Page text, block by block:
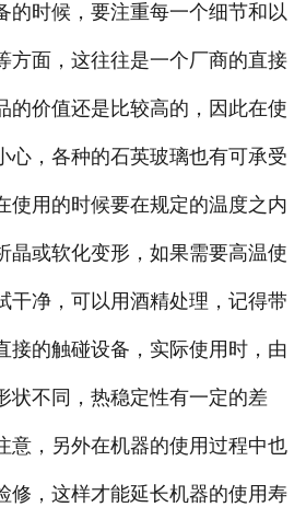
的时候，要注重每一个细节和以
方面，这往往是一个厂商的直接
的价值还是比较高的，因此在使
心，各种的石英玻璃也有可承受
使用的时候要在规定的温度之内
晶或软化变形，如果需要高温使
干净，可以用酒精处理，记得带
接的触碰设备，实际使用时，由
状不同，热稳定性有一定的差
意，另外在机器的使用过程中也
修，这样才能延长机器的使用寿